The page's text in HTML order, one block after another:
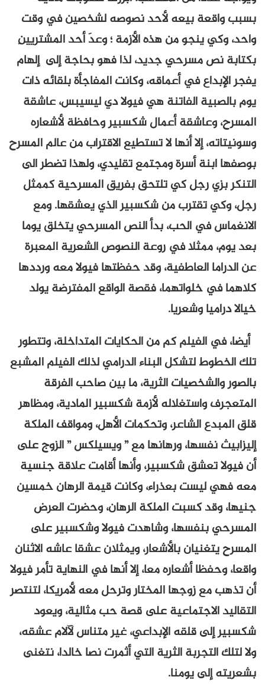
بسبب واقعة بيعه لأحد نصوصه لشخصين في وقت
واحد، وكي ينجو من هذه الأزمة ؛ وعدَ أحد المشتريينِ
بكتابة نص مسرحي جديد، لذا فهو بحاجة إلى إلهام
يفجر الإبداع في أعماقه، وكانت المفاجأة بلقائه ذات
يوم بالصبية الفاتنة هي فيولا دي ليسيبس، عاشقة
المسرح، وعاشقة أعمال شكسبير وحافظة لأشعاره
وسونيتاته، إلا أنها لا تستطيع الاقتراب من عالم المسرح
بوصفها ابنة أسرة ومجتمع تقليدي، ولهذا تضطر الى
التنكر بزي رجل كي تلتحق بفريق المسرحية كممثل
رجل، وكي تقترب من شكسبير الذي يعشقها. ومع
الانغماس في الحب، بدأ النص المسرحي يتخلق يوما
بعد يوم، ممثلا في روعة النصوص الشعرية المعبرة
عن الدراما العاطفية، وقد حفظتها فيولا معه ورددها
كلاهما في خلواتهما، فقصة الواقع المفترضة يولد
خيالا دراميا وشعريا.
أيضا، في الفيلم كم من الحكايات المتداخلة، وتتطور
تلك الخطوط لتشكل البناء الدرامي لذلك الفيلم المشبع
بالصور والشخصيات الثرية، ما بين صاحب الفرقة
المتعجرف واستغلاله لأزمة شكسبير المادية، ومظاهر
قلق المبدع الشاعر، وتحكمات الأهل، ومواقف الملكة
إليزابيث نفسها، ورهانها مع ” ويسيلكس ” الزوج على
أن فيولا تعشق شكسبير، وأنها أقامت علاقة جنسية
معه فهي ليست بعذراء، وكانت قيمة الرهان خمسين
جنيها، وقد كسبت الملكة الرهان، وحضرت العرض
المسرحي بنفسها، وشاهدت فيولا وشكسبير على
المسرح يتغنيان بالأشعار، ويمثلان عشقا عاشه الاثنان
واقعا، وحفظا أشعاره معا، إلا أنها في النهاية تأمر فيولا
أن تذهب مع زوجها المختار وترحل معه لأمريكا، لتنتصر
التقاليد الاجتماعية على قصة حب مثالية، ويعود
شكسبير إلى قلقه الإبداعي، غير متناس لآلام عشقه،
ولا لتلك التجربة الثرية التي أثمرت نصا خالدا، نتغنى
بشعريته إلى يومنا.